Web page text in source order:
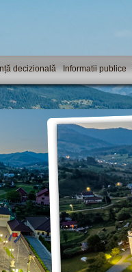
decizională Informatii publice